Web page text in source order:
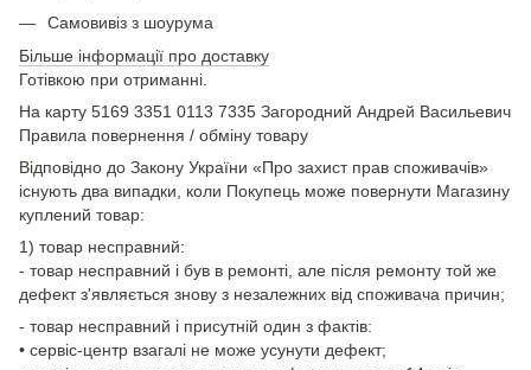
Самовивіз з шоурума
Більше інформації про доставку
Готівкою при отриманні.
На карту 5169 3351 0113 7335 Загородний Андрей Васильевич
Правила повернення / обміну товару
Відповідно до Закону України «Про захист прав споживачів»
існують два випадки, коли Покупець може повернути Магазину
куплений товар:
1) товар несправний:
- товар несправний і був в ремонті, але після ремонту той же
дефект з'являється знову з незалежних від споживача причин;
- товар несправний і присутній один з фактів:
• сервіс-центр взагалі не може усунути дефект;